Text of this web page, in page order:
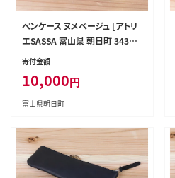
ペンケース ヌメベージュ [アトリ
エSASSA 富山県 朝日町 34310
055]
寄付金額
10,000円
富山県朝日町